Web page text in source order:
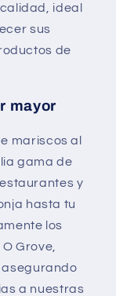
ideal
sus
de
mayor
mariscos al
gama de
y
hasta tu
los
Grove,
asegurando
a nuestras